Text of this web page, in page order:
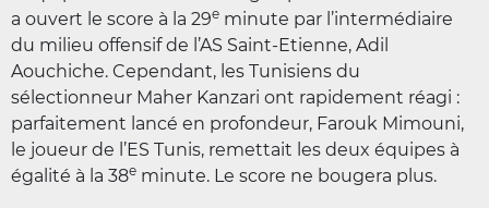
a ouvert le score à la 29e minute par l’intermédiaire
du milieu offensif de l’AS Saint-Etienne, Adil
Aouchiche. Cependant, les Tunisiens du
sélectionneur Maher Kanzari ont rapidement réagi :
parfaitement lancé en profondeur, Farouk Mimouni,
le joueur de l’ES Tunis, remettait les deux équipes à
égalité à la 38e minute. Le score ne bougera plus.